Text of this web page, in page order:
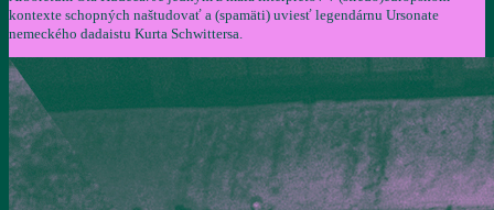
kontexte schopných naštudovať a (spamäti) uviesť legendárnu Ursonate
nemeckého dadaistu Kurta Schwittersa.